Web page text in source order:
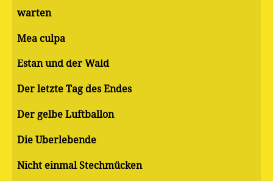
warten
Mea culpa
Estan und der Wald
Der letzte Tag des Endes
Der gelbe Luftballon
Die Überlebende
Nicht einmal Stechmücken